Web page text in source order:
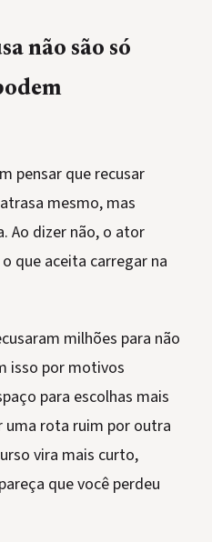
não são só
pensar que recusar
mesmo, mas
Ao dizer não, o ator
que aceita carregar na
milhões para não
isso por motivos
para escolhas mais
uma rota ruim por outra
vira mais curto,
que você perdeu